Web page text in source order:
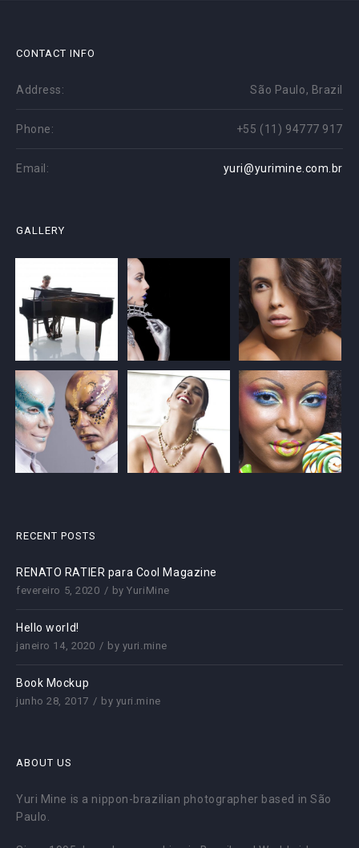
CONTACT INFO
Address: São Paulo, Brazil
Phone: +55 (11) 94777 917
Email: yuri@yurimine.com.br
GALLERY
RECENT POSTS
RENATO RATIER para Cool Magazine
fevereiro 5, 2020 byYuriMine
Hello world!
janeiro 14, 2020 by yuri.mine
Book Mockup
junho 28, 2017 by yuri.mine
ABOUT US
Yuri Mine is a nippon-brazilian photographer based in São
Paulo.